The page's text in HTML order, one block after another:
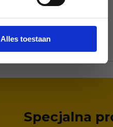
Alles toestaan
Specjalna